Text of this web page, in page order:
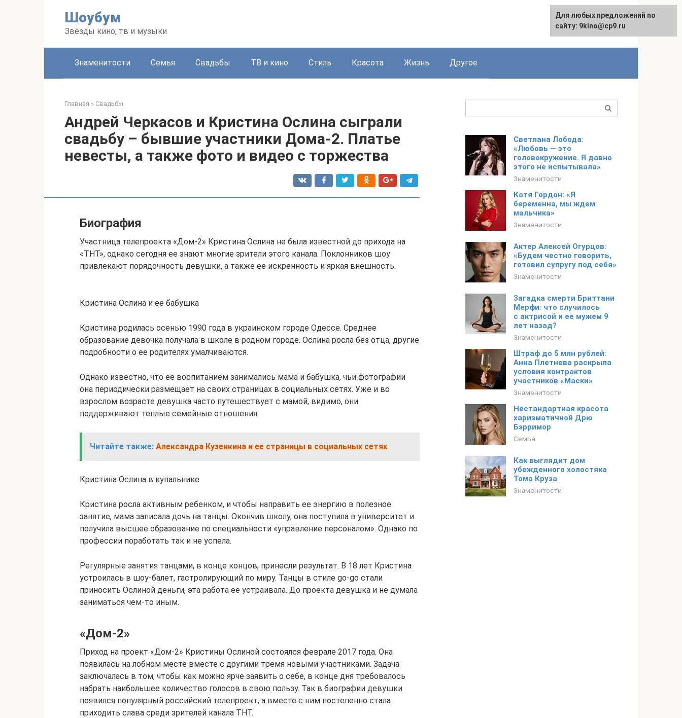
Шоубум
Звёзды кино, тв и музыки
English
Знаменитости Семья Свадьбы ТВ и кино Стиль Красота Жизнь Другое
Главная » Свадьбы
Андрей Черкасов и Кристина Ослина сыграли
свадьбу – бывшие участники Дома-2. Платье
невесты, а также фото и видео с торжества
Биография
Участница телепроекта «Дом-2» Кристина Ослина не была известной до прихода на
«ТНТ», однако сегодня ее знают многие зрители этого канала. Поклонников шоу
привлекают порядочность девушки, а также ее искренность и яркая внешность.
Кристина Ослина и ее бабушка
Кристина родилась осенью 1990 года в украинском городе Одессе. Среднее
образование девочка получала в школе в родном городе. Ослина росла без отца, другие
подробности о ее родителях умалчиваются.
Однако известно, что ее воспитанием занимались мама и бабушка, чьи фотографии
она периодически размещает на своих страницах в социальных сетях. Уже и во
взрослом возрасте девушка часто путешествует с мамой, видимо, они
поддерживают теплые семейные отношения.
Читайте также: Александра Кузенкина и ее страницы в социальных сетях
Кристина Ослина в купальнике
Кристина росла активным ребенком, и чтобы направить ее энергию в полезное
занятие, мама записала дочь на танцы. Окончив школу, она поступила в университет и
получила высшее образование по специальности «управление персоналом». Однако по
профессии поработать так и не успела.
Регулярные занятия танцами, в конце концов, принесли результат. В 18 лет Кристина
устроилась в шоу-балет, гастролирующий по миру. Танцы в стиле go-go стали
приносить Ослиной деньги, эта работа ее устраивала. До проекта девушка и не думала
заниматься чем-то иным.
«Дом-2»
Приход на проект «Дом-2» Кристины Ослиной состоялся феврале 2017 года. Она
появилась на лобном месте вместе с другими тремя новыми участниками. Задача
заключалась в том, чтобы как можно ярче заявить о себе, в конце дня требовалось
набрать наибольшее количество голосов в свою пользу. Так в биографии девушки
появился популярный российский телепроект, а вместе с ним постепенно стала
приходить слава среди зрителей канала ТНТ.
Светлана Лобода:
«Любовь — это
головокружение. Я давно
этого не испытывала»
Знаменитости
Катя Гордон: «Я
беременна, мы ждем
мальчика»
Знаменитости
Актер Алексей Огурцов:
«Будем честно говорить,
готовил супругу под себя»
Знаменитости
Загадка смерти Бриттани
Мерфи: что случилось
с актрисой и ее мужем 9
лет назад?
Знаменитости
Штраф до 5 млн рублей:
Анна Плетнева раскрыла
условия контрактов
участников «Маски»
Знаменитости
Нестандартная красота
харизматичной Дрю
Бэрримор
Семья
Как выглядит дом
убежденного холостяка
Тома Круза
Знаменитости
Для любых предложений по
сайту: 9kino@cp9.ru